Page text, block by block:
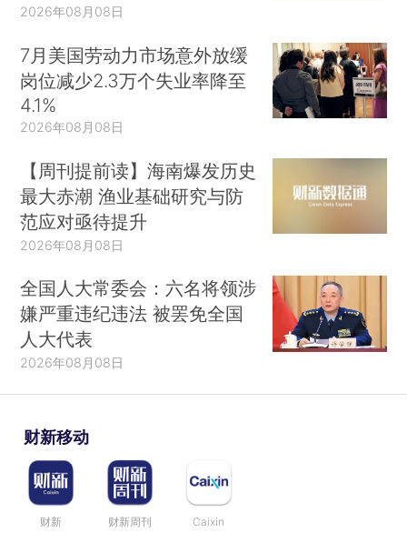
2026年08月08日
7月美国劳动力市场意外放缓
岗位减少2.3万个失业率降至
4.1%
2026年08月08日
【周刊提前读】海南爆发历史
最大赤潮 渔业基础研究与防
范应对亟待提升
2026年08月08日
全国人大常委会：六名将领涉
嫌严重违纪违法 被罢免全国
人大代表
2026年08月08日
财新移动
财新 财新周刊 Caixin